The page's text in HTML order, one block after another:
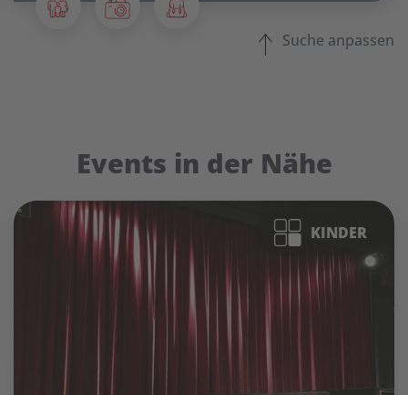
Suche anpassen
Events in der Nähe
KINDER